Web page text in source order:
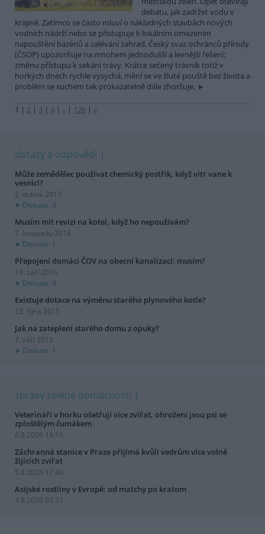
debatu, jak zadržet vodu v
krajině. Zatímco se často mluví o nákladných stavbách nových
vodních nádrží nebo se přistupuje k lokálním omezením
napouštění bazénů a zalévání zahrad, Český svaz ochránců přírody
(ČSOP) upozorňuje na mnohem jednodušší a levnější řešení:
změnu přístupu k sekání trávy. Krátce sečený trávník totiž v
horkých dnech rychle vysychá, mění se ve žluté pouště bez života a
problém se suchem tak prokazatelně dále zhoršuje.
1 | 2 | 3 | 4 | .. | 126 | »
dotazy a odpovědi
Může zemědělec používat chemický postřik, když vítr vane k
vesnici?
2. dubna 2017
Diskuse: 3
Musím mít revizi na kotel, když ho nepoužívám?
7. listopadu 2016
Diskuse: 1
Přepojení domácí ČOV na obecní kanalizaci: musím?
19. září 2016
Diskuse: 4
Existuje dotace na výměnu starého plynového kotle?
23. října 2015
Jak na zateplení starého domu z opuky?
7. září 2015
Diskuse: 1
zprávy zelené domácnosti
Veterináři v horku ošetřují více zvířat, ohrožení jsou psi se
zploštělým čumákem
6.8.2026 15:15
Záchranná stanice v Praze přijímá kvůli vedrům více volně
žijících zvířat
5.8.2026 17:40
Asijské rostliny v Evropě: od matchy po kratom
3.8.2026 03:21